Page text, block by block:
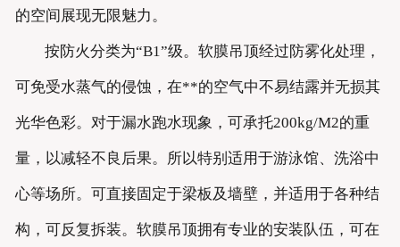
的空间展现无限魅力。
按防火分类为“B1”级。软膜吊顶经过防雾化处理，
可免受水蒸气的侵蚀，在**的空气中不易结露并无损其
光华色彩。对于漏水跑水现象，可承托200kg/M2的重
量，以减轻不良后果。所以特别适用于游泳馆、洗浴中
心等场所。可直接固定于梁板及墙壁，并适用于各种结
构，可反复拆装。软膜吊顶拥有专业的安装队伍，可在